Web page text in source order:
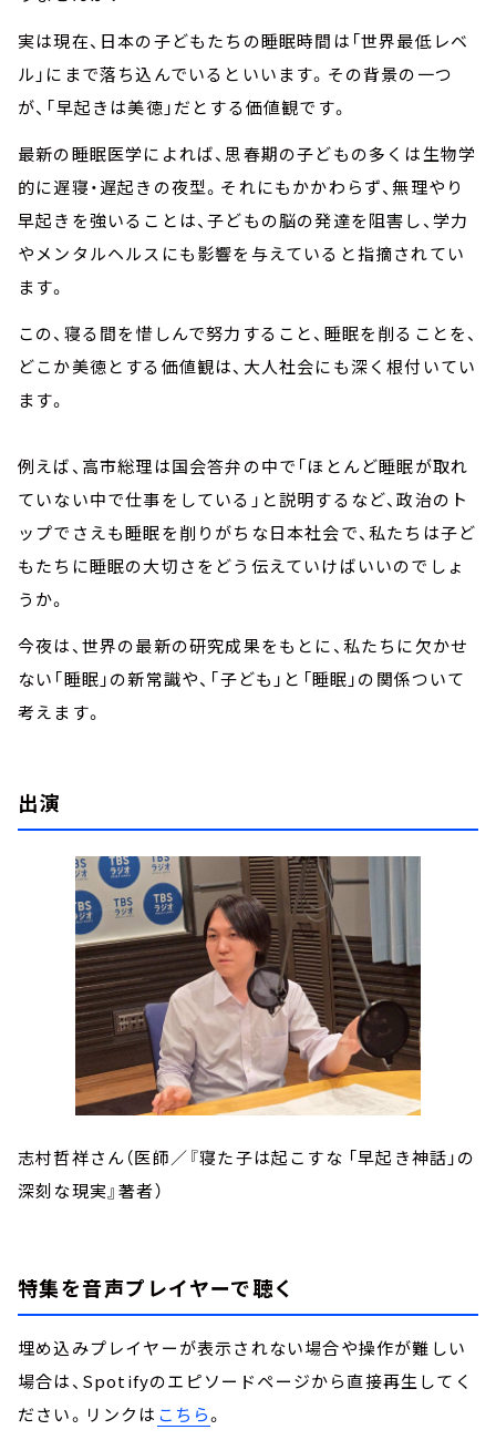
実は現在、日本の子どもたちの睡眠時間は「世界最低レベ
ル」にまで落ち込んでいるといいます。その背景の一つ
が、「早起きは美徳」だとする価値観です。
最新の睡眠医学によれば、思春期の子どもの多くは生物学
的に遅寝・遅起きの夜型。それにもかかわらず、無理やり
早起きを強いることは、子どもの脳の発達を阻害し、学力
やメンタルヘルスにも影響を与えていると指摘されてい
ます。
この、寝る間を惜しんで努力すること、睡眠を削ることを、
どこか美徳とする価値観は、大人社会にも深く根付いてい
ます。
例えば、高市総理は国会答弁の中で「ほとんど睡眠が取れ
ていない中で仕事をしている」と説明するなど、政治のト
ップでさえも睡眠を削りがちな日本社会で、私たちは子ど
もたちに睡眠の大切さをどう伝えていけばいいのでしょ
うか。
今夜は、世界の最新の研究成果をもとに、私たちに欠かせ
ない「睡眠」の新常識や、「子ども」と「睡眠」の関係ついて
考えます。
出演
志村哲祥さん（医師／『寝た子は起こすな 「早起き神話」の
深刻な現実』著者）
特集を音声プレイヤーで聴く
埋め込みプレイヤーが表示されない場合や操作が難しい
場合は、Spotifyのエピソードページから直接再生してく
ださい。リンクは こちら。